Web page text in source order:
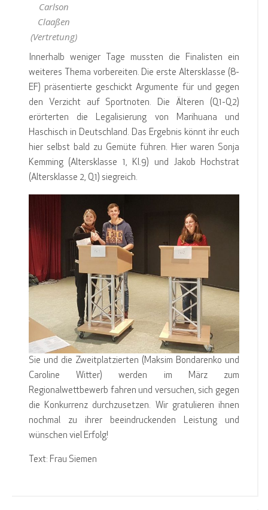
Carlson
Claaßen
(Vertretung)
Innerhalb weniger Tage mussten die Finalisten ein
weiteres Thema vorbereiten. Die erste Altersklasse (8-
EF) präsentierte geschickt Argumente für und gegen
den Verzicht auf Sportnoten. Die Älteren (Q1-Q2)
erörterten die Legalisierung von Marihuana und
Haschisch in Deutschland. Das Ergebnis könnt ihr euch
hier selbst bald zu Gemüte führen. Hier waren Sonja
Kemming (Altersklasse 1, Kl.9) und Jakob Hochstrat
(Altersklasse 2, Q1) siegreich.
Sie und die Zweitplatzierten (Maksim Bondarenko und
Caroline Witter) werden im März zum
Regionalwettbewerb fahren und versuchen, sich gegen
die Konkurrenz durchzusetzen. Wir gratulieren ihnen
nochmal zu ihrer beeindruckenden Leistung und
wünschen viel Erfolg!
Text: Frau Siemen